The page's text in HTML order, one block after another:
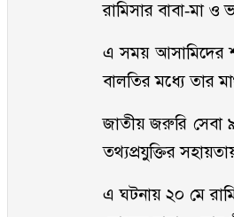
রামিসার বাবা-মা ও
এ সময় আসামিদের
বালতির মধ্যে তার
জাতীয় জরুরি সেবা
তথ্যপ্রযুক্তির
এ ঘটনায় ২০ মে